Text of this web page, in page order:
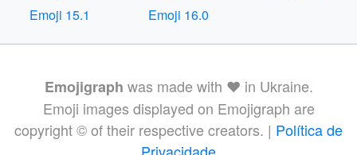
Emoji 15.1
Emoji 16.0
Emojigraph was made with ❤️ in Ukraine.
Emoji images displayed on Emojigraph are
copyright © of their respective creators. | Política de